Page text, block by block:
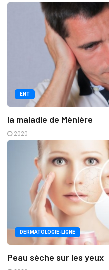
ENT
la maladie de Ménière
2020
DERMATOLOGIE-LIGNE
Peau sèche sur les yeux